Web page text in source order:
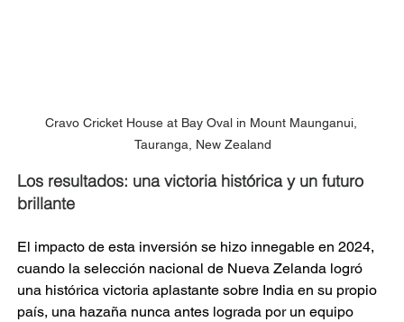
Cravo Cricket House at Bay Oval in Mount Maunganui,
Tauranga, New Zealand
Los resultados: una victoria histórica y un futuro
brillante
El impacto de esta inversión se hizo innegable en 2024,
cuando la selección nacional de Nueva Zelanda logró
una histórica victoria aplastante sobre India en su propio
país, una hazaña nunca antes lograda por un equipo